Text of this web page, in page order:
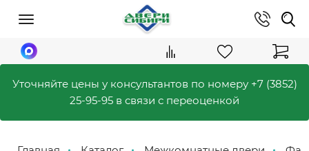
Уточняйте цены у консультантов по номеру +7 (3852)
25-95-95 в связи с переоценкой